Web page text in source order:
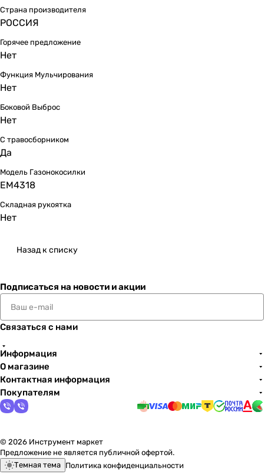
Страна производителя
РОССИЯ
Горячее предложение
Нет
Функция Мульчирования
Нет
Боковой Выброс
Нет
С травосборником
Да
Модель Газонокосилки
EM4318
Складная рукоятка
Нет
Назад к списку
Подписаться на новости и акции
Связаться с нами
Информация
О магазине
Контактная информация
Покупателям
© 2026 Инструмент маркет
Предложение не является публичной офертой.
Темная тема Политика конфиденциальности